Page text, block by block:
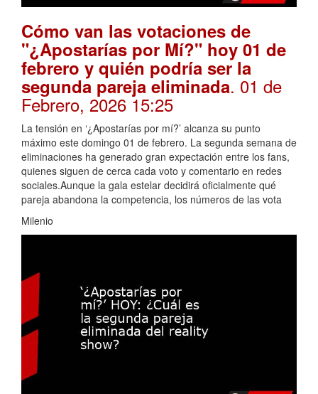
Cómo van las votaciones de
"¿Apostarías por Mí?" hoy 01 de
febrero y quién podría ser la
segunda pareja eliminada. 01 de
Febrero, 2026 15:25
La tensión en ‘¿Apostarías por mí?’ alcanza su punto
máximo este domingo 01 de febrero. La segunda semana de
eliminaciones ha generado gran expectación entre los fans,
quienes siguen de cerca cada voto y comentario en redes
sociales.Aunque la gala estelar decidirá oficialmente qué
pareja abandona la competencia, los números de las vota
Milenio